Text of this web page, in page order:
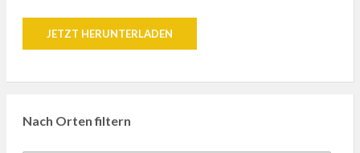
JETZT HERUNTERLADEN
Nach Orten filtern